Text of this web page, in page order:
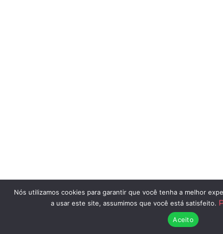
Nós utilizamos cookies para garantir que você tenha a melhor
a usar este site, assumimos que você está satisfeito.
Aceito